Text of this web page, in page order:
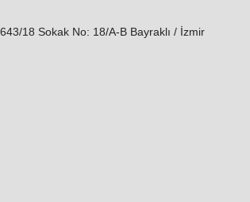
18 Sokak No: 18/A-B Bayraklı / İzmir